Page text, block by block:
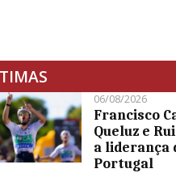
06/08/2026
Francisco
Queluz e
a liderança
Portugal